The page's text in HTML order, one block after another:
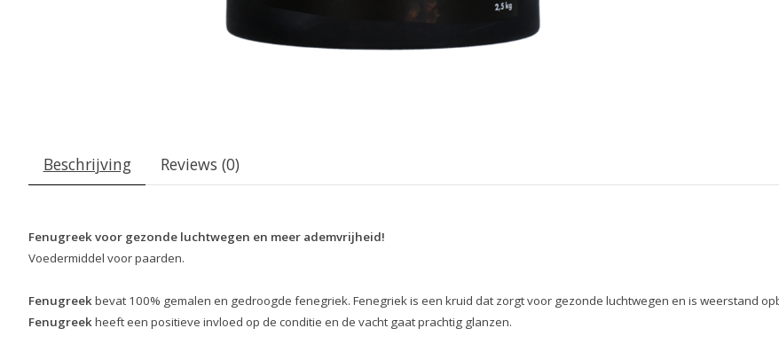
Beschrijving Reviews (0)
Fenugreek voor gezonde luchtwegen en meer ademvrijheid!
Voedermiddel voor paarden.
Fenugreekbevat 100% gemalen en gedroogde fenegriek. Fenegriek is een kruid dat zorgt voor gezonde luchtwegen en is weerstand
Fenugreekheeft een positieve invloed op de conditie en de vacht gaat prachtig glanzen.